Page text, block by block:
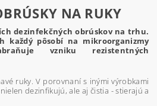
NA RUKY
dezinfekčných obrúskov na trhu.
každý pôsobí na mikroorganizmy
vzniku rezistentných
ruky. V porovnaní s inými výrobkami
dezinfikujú, ale aj čistia - stierajú a